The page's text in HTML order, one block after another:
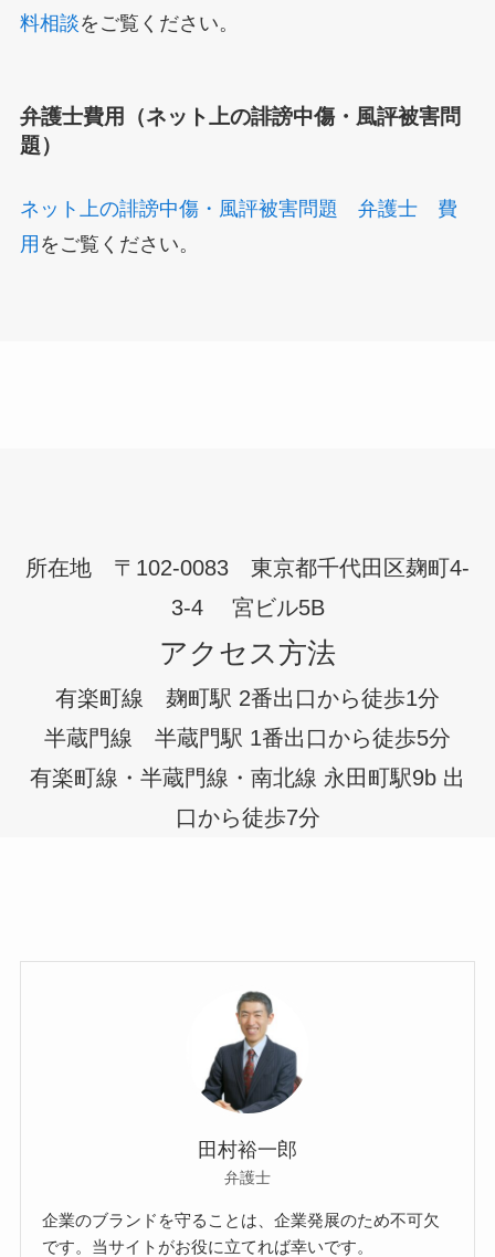
料相談をご覧ください。
弁護士費用（ネット上の誹謗中傷・風評被害問
題）
ネット上の誹謗中傷・風評被害問題 弁護士 費
用 をご覧ください。
所在地 〒102-0083 東京都千代田区麹町4-
3-4 宮ビル5B
アクセス方法
有楽町線 麹町駅 2番出口から徒歩1分
半蔵門線 半蔵門駅 1番出口から徒歩5分
有楽町線・半蔵門線・南北線 永田町駅9b 出
口から徒歩7分
田村裕一郎
弁護士
企業のブランドを守ることは、企業発展のため不可欠
です。当サイトがお役に立てれば幸いです。